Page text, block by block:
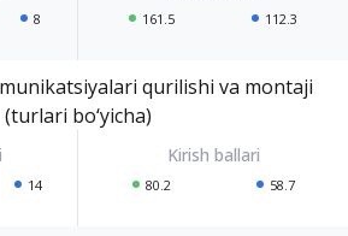
8 161.5 112.3
qurilishi va montaji
(turlari bo‘yicha)
14 80.2 58.7